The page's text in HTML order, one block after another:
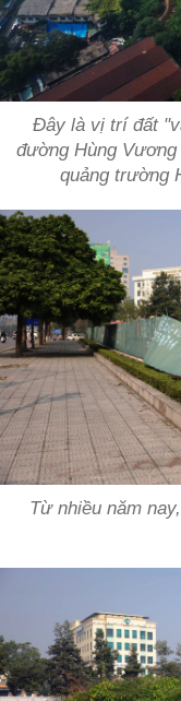
Đây là vị trí đất
đường Hùng
quảng trường
Từ nhiều năm